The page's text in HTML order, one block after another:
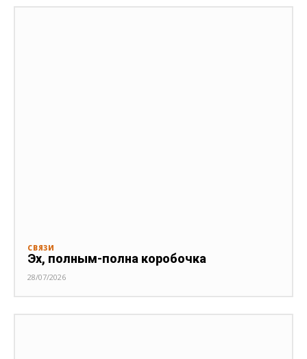
СВЯЗИ
Эх, полным-полна коробочка
28/07/2026